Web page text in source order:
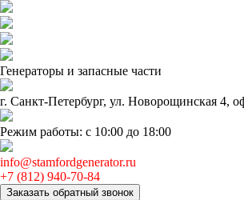
Генераторы и запаcные части
г. Санкт-Петербург, ул. Новорощинская 4,
Режим работы: с 10:00 до 18:00
info@stamfordgenerator.ru
+7 (812) 940-70-84
Заказать обратный звонок